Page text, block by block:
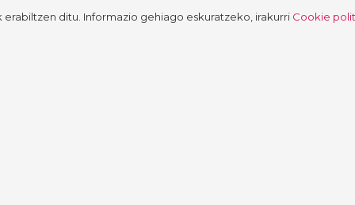
ditu. Informazio gehiago eskuratzeko, irakurri Cookie